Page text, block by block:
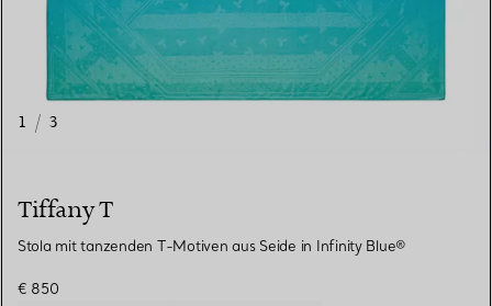
1 / 3
Tiffany T
Stola mit tanzenden T-Motiven aus Seide in Infinity Blue®
€ 850